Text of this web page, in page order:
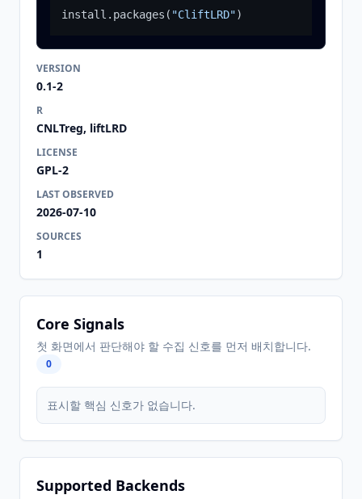
install.packages ( "CliftLRD")
VERSION
0.1-2
R
CNLTreg, liftLRD
LICENSE
GPL-2
LAST OBSERVED
2026-07-10
SOURCES
1
Core Signals
첫 화면에서 판단해야 할 수집 신호를 먼저 배치합니다.
0
표시할 핵심 신호가 없습니다.
Supported Backends